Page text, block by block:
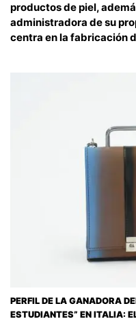
productos de piel,
administradora de su
centra en la fabricación
PERFIL DE LA GANADORA
ESTUDIANTES” EN ITALIA: